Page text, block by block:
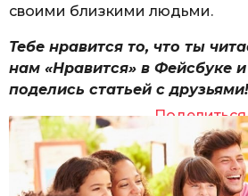
своими близкими людьми.
Тебе нравится то, что ты
нам «Нравится» в Фейсбуке
поделись статьей с друзьями!
Поделиться